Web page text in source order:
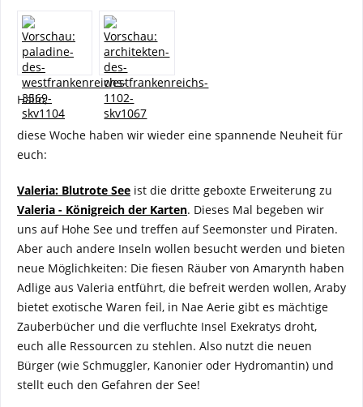
Hallo,
diese Woche haben wir wieder eine spannende Neuheit für
euch:
Valeria: Blutrote See ist die dritte geboxte Erweiterung zu
Valeria - Königreich der Karten. Dieses Mal begeben wir
uns auf Hohe See und treffen auf Seemonster und Piraten.
Aber auch andere Inseln wollen besucht werden und bieten
neue Möglichkeiten: Die fiesen Räuber von Amarynth haben
Adlige aus Valeria entführt, die befreit werden wollen, Araby
bietet exotische Waren feil, in Nae Aerie gibt es mächtige
Zauberbücher und die verfluchte Insel Exekratys droht,
euch alle Ressourcen zu stehlen. Also nutzt die neuen
Bürger (wie Schmuggler, Kanonier oder Hydromantin) und
stellt euch den Gefahren der See!